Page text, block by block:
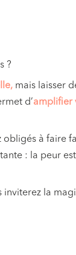
?
mais laisser
d’amplifier
à faire
: la peur
inviterez la